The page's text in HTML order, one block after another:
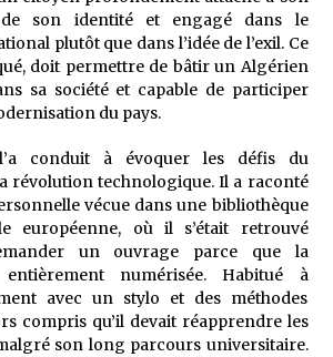
de son identité et engagé dans le
plutôt que dans l’idée de l’exil. Ce
doit permettre de bâtir un Algérien
sa société et capable de participer
du pays.
conduit à évoquer les défis du
révolution technologique. Il a raconté
vécue dans une bibliothèque
européenne, où il s’était retrouvé
un ouvrage parce que la
numérisée. Habitué à
avec un stylo et des méthodes
compris qu’il devait réapprendre les
son long parcours universitaire.